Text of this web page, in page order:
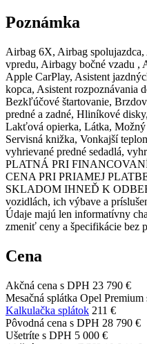
Poznámka
Airbag 6X, Airbag
vpredu, Airbagy bočné vzadu ,
Apple CarPlay, Asistent
kopca, Asistent rozpoznávania
Bezkľúčové štartovanie,
predné a zadné, Hliníkové
Lakťová opierka, Látka,
Servisná knižka, Vonkajší
vyhrievané predné sedadlá,
PLATNÁ PRI
CENA PRI PRIAMEJ
SKLADOM IHNEĎ K
vozidlách, ich výbave a
Údaje majú len informatívny
zmeniť ceny a špecifikácie bez
Cena
Akčná cena s DPH 23 790 €
Mesačná splátka Opel Premium
Kalkulačka splátok 211 €
Pôvodná cena s DPH 28 790 €
Ušetríte s DPH 5 000 €